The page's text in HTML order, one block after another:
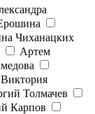
Чиханацких
Артем
Виктория
Толмачев
Карпов